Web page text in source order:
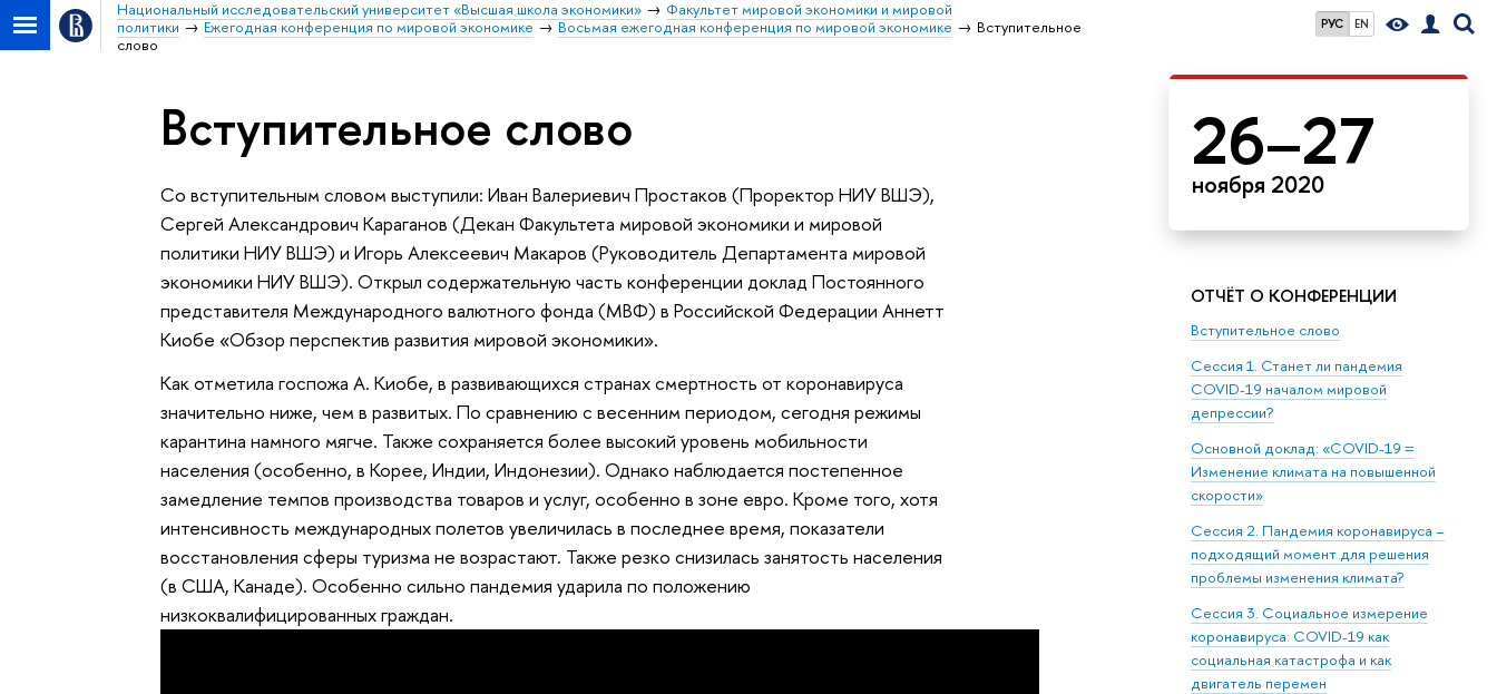
РУС EN
Национальный исследовательский университет «Высшая школа экономики»
Факультет мировой экономики и мировой
политики
Ежегодная конференция по мировой экономике Восьмая ежегодная конференция по мировой экономике
Вступительное
слово
26–27
ноября 2020
ОТЧЁТ О КОНФЕРЕНЦИИ
Вступительное слово
Сессия 1. Станет ли пандемия
COVID-19 началом мировой
депрессии?
Основной доклад: «COVID-19 =
Изменение климата на повышенной
скорости»
Сессия 2. Пандемия коронавируса –
подходящий момент для решения
проблемы изменения климата?
Сессия 3. Социальное измерение
коронавируса: COVID-19 как
социальная катастрофа и как
двигатель перемен
Вступительное слово
Со вступительным словом выступили: Иван Валериевич Простаков (Проректор НИУ ВШЭ),
Сергей Александрович Караганов (Декан Факультета мировой экономики и мировой
политики НИУ ВШЭ) и Игорь Алексеевич Макаров (Руководитель Департамента мировой
экономики НИУ ВШЭ). Открыл содержательную часть конференции доклад Постоянного
представителя Международного валютного фонда (МВФ) в Российской Федерации Аннетт
Киобе «Обзор перспектив развития мировой экономики».
Как отметила госпожа А. Киобе, в развивающихся странах смертность от коронавируса
значительно ниже, чем в развитых. По сравнению с весенним периодом, сегодня режимы
карантина намного мягче. Также сохраняется более высокий уровень мобильности
населения (особенно, в Корее, Индии, Индонезии). Однако наблюдается постепенное
замедление темпов производства товаров и услуг, особенно в зоне евро. Кроме того, хотя
интенсивность международных полетов увеличилась в последнее время, показатели
восстановления сферы туризма не возрастают. Также резко снизилась занятость населения
(в США, Канаде). Особенно сильно пандемия ударила по положению
низкоквалифицированных граждан.